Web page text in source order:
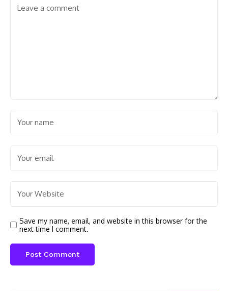
Save my name, email, and website in this browser for the
next time I comment.